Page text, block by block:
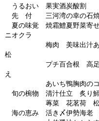
うるおい 果実酒炭酸割
先 付 三河湾の幸の石
夏の味覚 焼霜鱧夏野菜
ニオクラ
梅肉 美味出汁あん
松
プチ百合根 高足蟹と
え
あいち鴨胸肉のコン
旬の椀物 清汁仕立 炙り
蓴菜 花茗荷 松
海の恵み 活き〆伊勢海老